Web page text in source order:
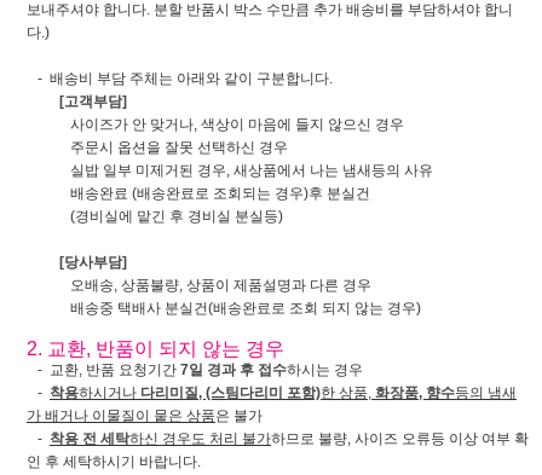
보내주셔야 합니다. 분할 반품시 박스 수만큼 추가 배송비를 부담하셔야 합니
다.)
- 배송비 부담 주체는 아래와 같이 구분합니다.
[고객부담]
사이즈가 안 맞거나, 색상이 마음에 들지 않으신 경우
주문시 옵션을 잘못 선택하신 경우
실밥 일부 미제거된 경우, 새상품에서 나는 냄새등의 사유
배송완료 (배송완료로 조회되는 경우)후 분실건
(경비실에 맡긴 후 경비실 분실등)
[당사부담]
오배송, 상품불량, 상품이 제품설명과 다른 경우
배송중 택배사 분실건(배송완료로 조회 되지 않는 경우)
2. 교환, 반품이 되지 않는 경우
- 교환, 반품 요청기간 7일 경과 후 접수하시는 경우
- 착용하시거나 다리미질, (스팀다리미 포함)한 상품, 화장품, 향수등의 냄새
가 배거나 이물질이 뭍은 상품은 불가
- 착용 전 세탁하신 경우도 처리 불가하므로 불량, 사이즈 오류등 이상 여부 확
인 후 세탁하시기 바랍니다.